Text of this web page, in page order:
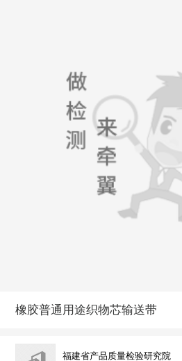
橡胶普通用途织物芯输送带
福建省产品质量检验研究院